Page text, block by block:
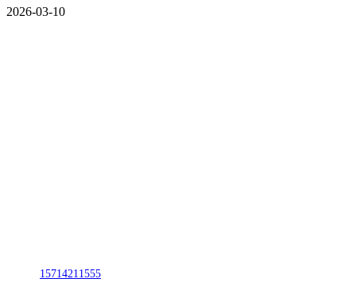
2026-03-10
15714211555